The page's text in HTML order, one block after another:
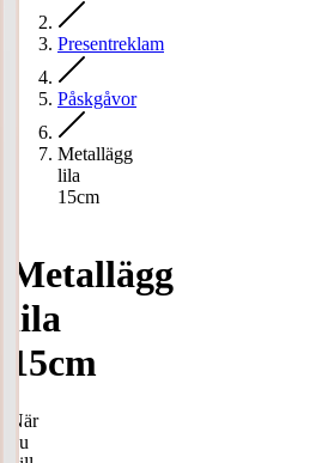
Presentreklam
Påskgåvor
Metallägg
lila
15cm
Metallägg
lila
15cm
När
du